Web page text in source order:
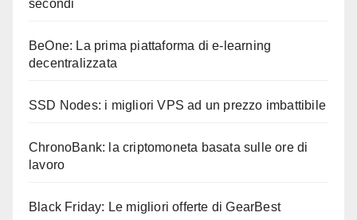
secondi
BeOne: La prima piattaforma di e-learning
decentralizzata
SSD Nodes: i migliori VPS ad un prezzo imbattibile
ChronoBank: la criptomoneta basata sulle ore di
lavoro
Black Friday: Le migliori offerte di GearBest